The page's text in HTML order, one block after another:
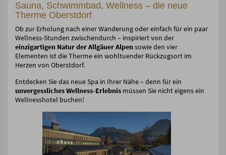
Sauna, Schwimmbad, Wellness – die neue
Therme Oberstdorf
Ob zur Erholung nach einer Wanderung oder einfach für ein paar
Wellness-Stunden zwischendurch – inspiriert von der
einzigartigen Natur der Allgäuer Alpensowie den vier
Elementen ist die Therme ein wohltuender Rückzugsort im
Herzen von Oberstdorf.
Entdecken Sie das neue Spa in Ihrer Nähe – denn für ein
unvergessliches Wellness-Erlebnis müssen Sie nicht eigens ein
Wellnesshotel buchen!